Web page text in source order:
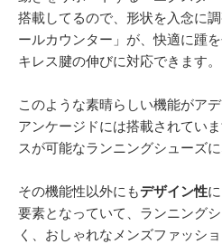
搭載してるので、形状を入念に
ールカウンター」が、快適に踵
キレス腱の伸びに対応できます。
このような素晴らしい機能がア
アンケージドには搭載されてい
スが可能なランニングシューズに
その機能性以外にもデザイン性
要素となっていて、ランニング
く、おしゃれなメンズファッシ